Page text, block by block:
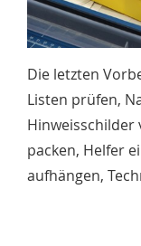
Die letzten
Listen prüfen,
Hinweisschilder
packen, Helfer
aufhängen,